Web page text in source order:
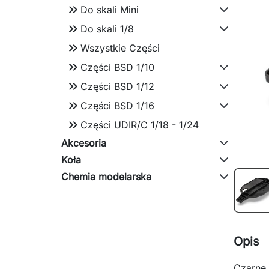
keyboard_double_arrow_right Do skali Mini
keyboard_double_arrow_right Do skali 1/8
keyboard_double_arrow_right Wszystkie Części
keyboard_double_arrow_right Części BSD 1/10
keyboard_double_arrow_right Części BSD 1/12
keyboard_double_arrow_right Części BSD 1/16
keyboard_double_arrow_right Części UDIR/C 1/18 - 1/24
Akcesoria
Koła
Chemia modelarska
Opis